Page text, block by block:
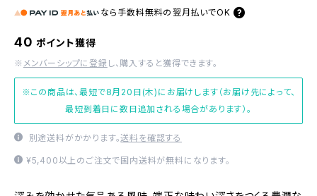
なら 手数料無料の 翌月払いでOK
40 ポイント獲得
※ メンバーシップに登録 し、購入すると獲得できます。
※この商品は、最短で8月20日(木)にお届けします（お届け先によって、
最短到着日に数日追加される場合があります）。
別途送料がかかります。送料を確認する
¥5,400以上のご注文で国内送料が無料になります。